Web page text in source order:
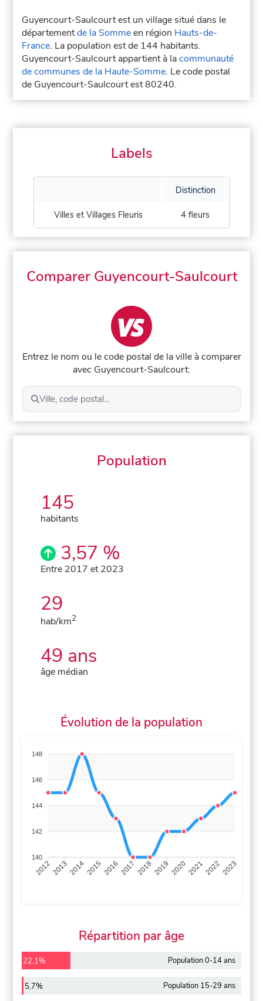
Guyencourt-Saulcourt est un village situé dans le
départementde la Sommeen région Hauts-de-
France. La population est de 144 habitants.
Guyencourt-Saulcourt appartient à lacommunauté
de communes de la Haute-Somme. Le code postal
de Guyencourt-Saulcourt est 80240.
Labels
Distinction
Villes et Villages Fleuris 4 fleurs
Comparer Guyencourt-Saulcourt
Entrez le nom ou le code postal de la ville à comparer
avec Guyencourt-Saulcourt:
Ville, code postal...
Population
145
habitants
3,57 %
Entre 2017 et 2023
29
hab/km2
49 ans
âge médian
Évolution de la population
148
146
144
142
140
201220132014201520162017 20182019 2020202120222023
Répartition par âge
22,1% Population 0-14 ans
5,7% Population 15-29 ans